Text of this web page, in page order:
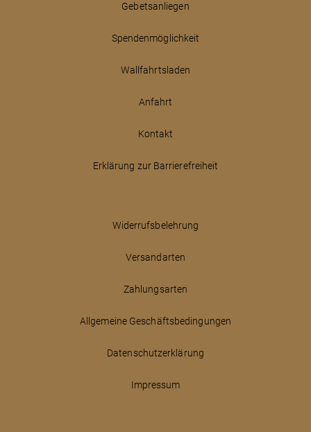
Gebetsanliegen
Spendenmöglichkeit
Wallfahrtsladen
Anfahrt
Kontakt
Erklärung zur Barrierefreiheit
Widerrufsbelehrung
Versandarten
Zahlungsarten
Allgemeine Geschäftsbedingungen
Datenschutzerklärung
Impressum